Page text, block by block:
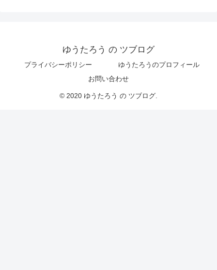
ゆうたろう の ツブログ
プライバシーポリシー
ゆうたろうのプロフィール
お問い合わせ
© 2020 ゆうたろう の ツブログ.